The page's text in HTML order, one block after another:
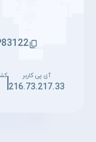
آی پی کاربر
216.73.217.33